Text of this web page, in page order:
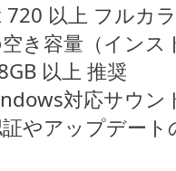
以上 フルカ
き容量（インス
以上 推奨
対応サウン
ップデートの